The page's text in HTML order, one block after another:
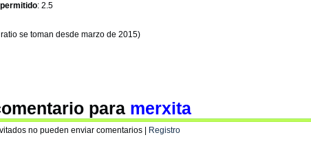
: 2.5
se toman desde marzo de 2015)
para merxita
no pueden enviar comentarios | Registro